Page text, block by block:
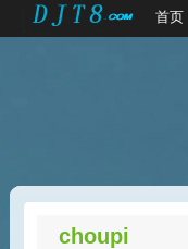
首页
choupi